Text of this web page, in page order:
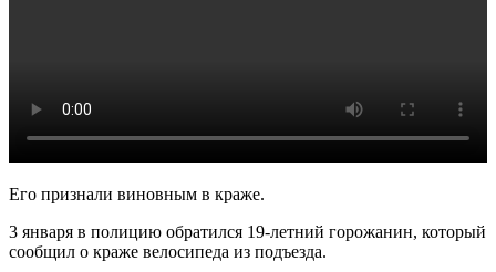
Его признали виновным в краже.
3 января в полицию обратился 19-летний горожанин, который
сообщил о краже велосипеда из подъезда.